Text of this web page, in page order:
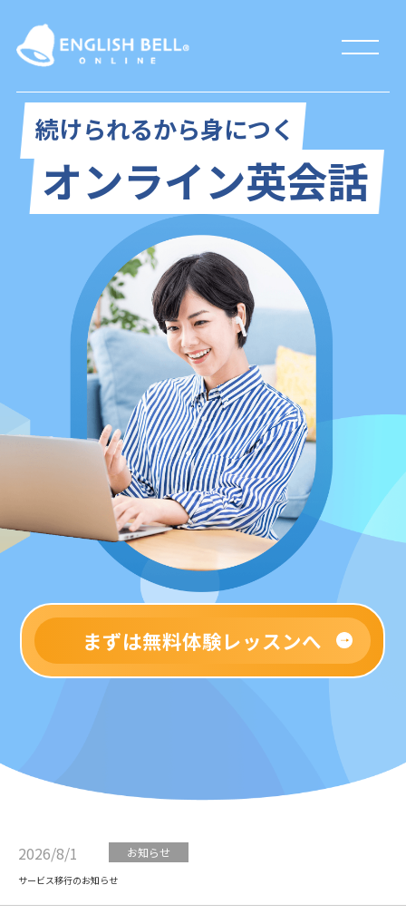
続けられるから身につく
オンライン英会話
まずは無料体験レッスンへ
2026/8/1 お知らせ
サービス移行のお知らせ